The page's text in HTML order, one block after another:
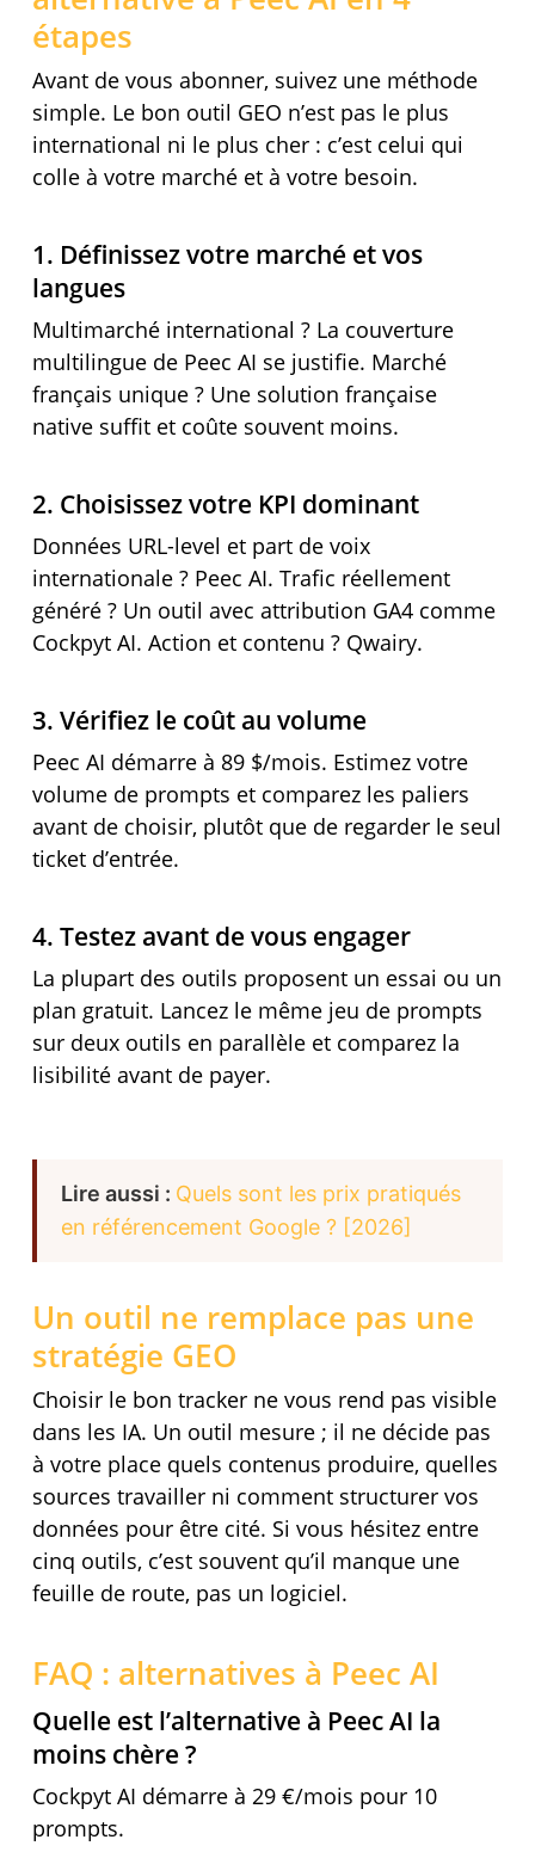
étapes
Avant de vous abonner, suivez une méthode
simple. Le bon outil GEO n’est pas le plus
international ni le plus cher : c’est celui qui
colle à votre marché et à votre besoin.
1. Définissez votre marché et vos
langues
Multimarché international ? La couverture
multilingue de Peec AI se justifie. Marché
français unique ? Une solution française
native suffit et coûte souvent moins.
2. Choisissez votre KPI dominant
Données URL-level et part de voix
internationale ? Peec AI. Trafic réellement
généré ? Un outil avec attribution GA4 comme
Cockpyt AI. Action et contenu ? Qwairy.
3. Vérifiez le coût au volume
Peec AI démarre à 89 $/mois. Estimez votre
volume de prompts et comparez les paliers
avant de choisir, plutôt que de regarder le seul
ticket d’entrée.
4. Testez avant de vous engager
La plupart des outils proposent un essai ou un
plan gratuit. Lancez le même jeu de prompts
sur deux outils en parallèle et comparez la
lisibilité avant de payer.
Lire aussi : Quels sont les prix pratiqués
en référencement Google ? [2026]
Un outil ne remplace pas une
stratégie GEO
Choisir le bon tracker ne vous rend pas visible
dans les IA. Un outil mesure ; il ne décide pas
à votre place quels contenus produire, quelles
sources travailler ni comment structurer vos
données pour être cité. Si vous hésitez entre
cinq outils, c’est souvent qu’il manque une
feuille de route, pas un logiciel.
FAQ : alternatives à Peec AI
Quelle est l’alternative à Peec AI la
moins chère ?
Cockpyt AI démarre à 29 €/mois pour 10
prompts.